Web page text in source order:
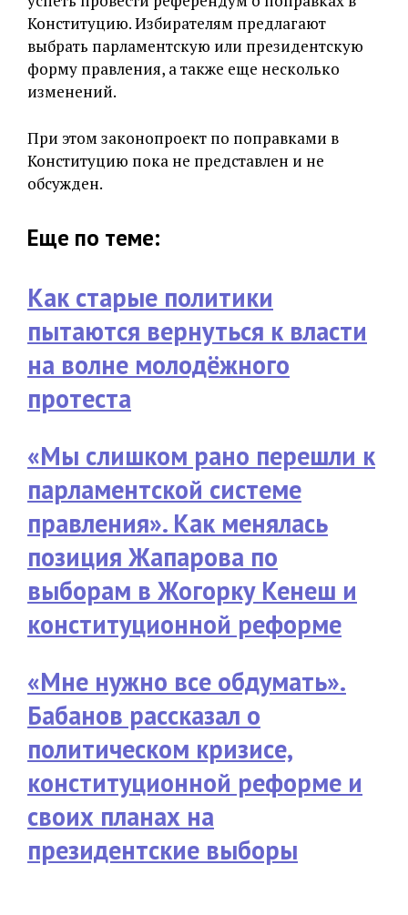
Конституцию. Избирателям предлагают
выбрать парламентскую или президентскую
форму правления, а также еще несколько
изменений.
При этом законопроект по поправками в
Конституцию пока не представлен и не
обсужден.
Еще по теме:
Как старые политики
пытаются вернуться к власти
на волне молодёжного
протеста
«Мы слишком рано перешли к
парламентской системе
правления». Как менялась
позиция Жапарова по
выборам в Жогорку Кенеш и
конституционной реформе
«Мне нужно все обдумать».
Бабанов рассказал о
политическом кризисе,
конституционной реформе и
своих планах на
президентские выборы